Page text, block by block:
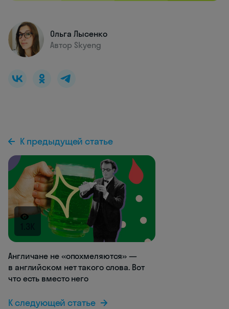
Ольга Лысенко
Автор Skyeng
К предыдущей статье
Англичане не «опохмеляются» —
в английском нет такого слова. Вот
что есть вместо него
К следующей статье